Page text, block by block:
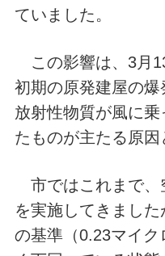
ていました。
この影響は、3月
初期の原発建屋の
放射性物質が風に
たものが主たる原因
市ではこれまで、
を実施してきまし
の基準（0.23マイク